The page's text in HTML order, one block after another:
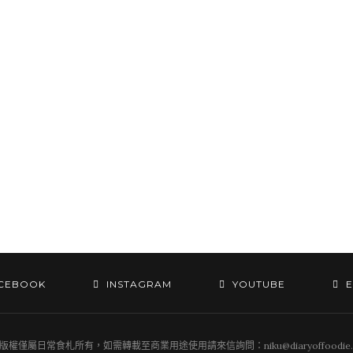
INSTAGRAM YOUTUBE
版權僅屬日常食札所有，如需轉載至商業用途使用請來信詢問：